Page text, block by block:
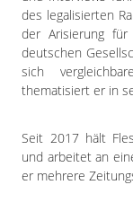
des legalisierten
der Arisierung
deutschen
sich
thematisiert er in
Seit 2017 hält
und arbeitet an
er mehrere